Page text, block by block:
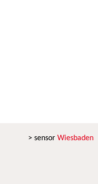
> sensor Wiesbaden